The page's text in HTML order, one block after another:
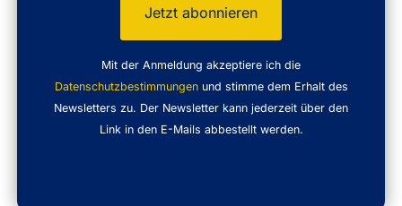
Mit der Anmeldung akzeptiere ich die
Datenschutzbestimmungenund stimme dem Erhalt des
Newsletters zu. Der Newsletter kann jederzeit über den
Link in den E-Mails abbestellt werden.